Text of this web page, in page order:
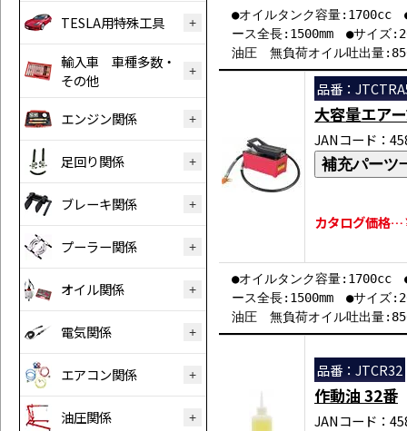
TESLA用特殊工具
輸入車 車種多数・
その他
エンジン関係
足回り関係
ブレーキ関係
プーラー関係
オイル関係
電気関係
エアコン関係
油圧関係
●オイルタンク容量:1700cc
ース全長:1500mm ●サイズ
油圧 無負荷オイル吐出量
品番：
大容量エア
JANコード：
補充パーツ
カタログ価格
●オイルタンク容量:1700cc
ース全長:1500mm ●サイズ
油圧 無負荷オイル吐出量
品番：JTCR32
作動油 32番
JANコード：